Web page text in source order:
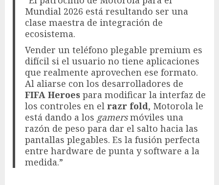
Mundial 2026 está resultando ser una
clase maestra de integración de
ecosistema.
Vender un teléfono plegable premium es
difícil si el usuario no tiene aplicaciones
que realmente aprovechen ese formato.
Al aliarse con los desarrolladores de
FIFA Heroes para modificar la interfaz de
los controles en elrazr fold, Motorola le
está dando a los gamersmóviles una
razón de peso para dar el salto hacia las
pantallas plegables. Es la fusión perfecta
entre hardware de punta y software a la
medida.”